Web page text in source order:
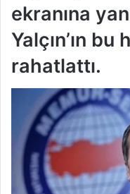
ekranına
Yalçın’ın
rahatlattı.